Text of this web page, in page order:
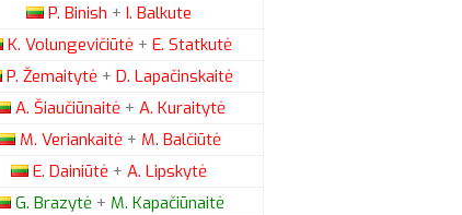
P. Binish + I. Balkute
K. Volungevičiūtė + E. Statkutė
P. Žemaitytė + D. Lapačinskaitė
A. Šiaučiūnaitė + A. Kuraitytė
M. Veriankaitė + M. Balčiūtė
E. Dainiūtė + A. Lipskytė
G. Brazytė + M. Kapačiūnaitė